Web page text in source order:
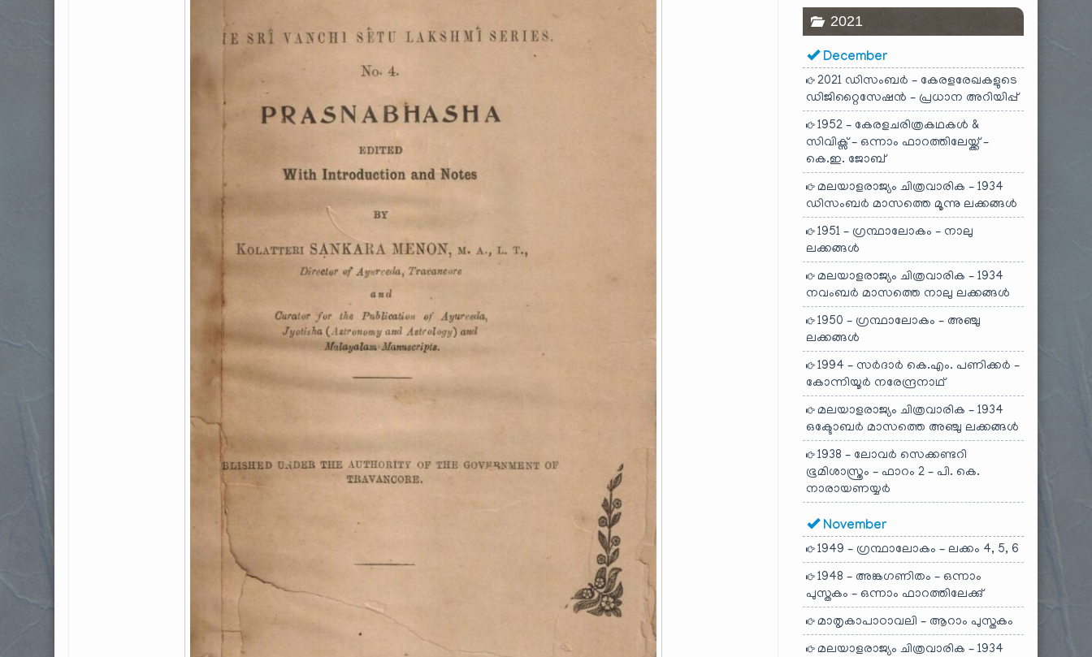
2021
December
2021 ഡിസംബർ – കേരളരേഖകളുടെ
ഡിജിറ്റൈസേഷൻ – പ്രധാന അറിയിപ്പ്
1952 – കേരളചരിത്രകഥകൾ &
സിവിക്സ് – ഒന്നാം ഫാറത്തിലേയ്ക്ക് –
കെ.ഇ. ജോബ്
മലയാളരാജ്യം ചിത്രവാരിക – 1934
ഡിസംബർ മാസത്തെ മൂന്നു ലക്കങ്ങൾ
1951 – ഗ്രന്ഥാലോകം – നാലു
ലക്കങ്ങൾ
മലയാളരാജ്യം ചിത്രവാരിക – 1934
നവംബർ മാസത്തെ നാലു ലക്കങ്ങൾ
1950 – ഗ്രന്ഥാലോകം – അഞ്ചു
ലക്കങ്ങൾ
1994 – സർദാർ കെ.എം. പണിക്കർ –
കോന്നിയൂർ നരേന്ദ്രനാഥ്
മലയാളരാജ്യം ചിത്രവാരിക – 1934
ഒക്ടോബർ മാസത്തെ അഞ്ചു ലക്കങ്ങൾ
1938 – ലോവർ സെക്കണ്ടറി
ഭൂമിശാസ്ത്രം – ഫാറം 2 – പി. കെ.
നാരായണയ്യർ
November
1949 – ഗ്രന്ഥാലോകം – ലക്കം 4, 5, 6
1948 – അങ്കഗണിതം – ഒന്നാം
പുസ്തകം – ഒന്നാം ഫാറത്തിലേക്കു്
മാതൃകാപാഠാവലി – ആറാം പുസ്തകം
മലയാളരാജ്യം ചിത്രവാരിക – 1934